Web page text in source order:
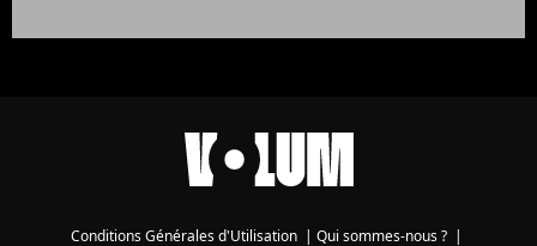
Conditions Générales d'Utilisation | Qui sommes-nous ? |